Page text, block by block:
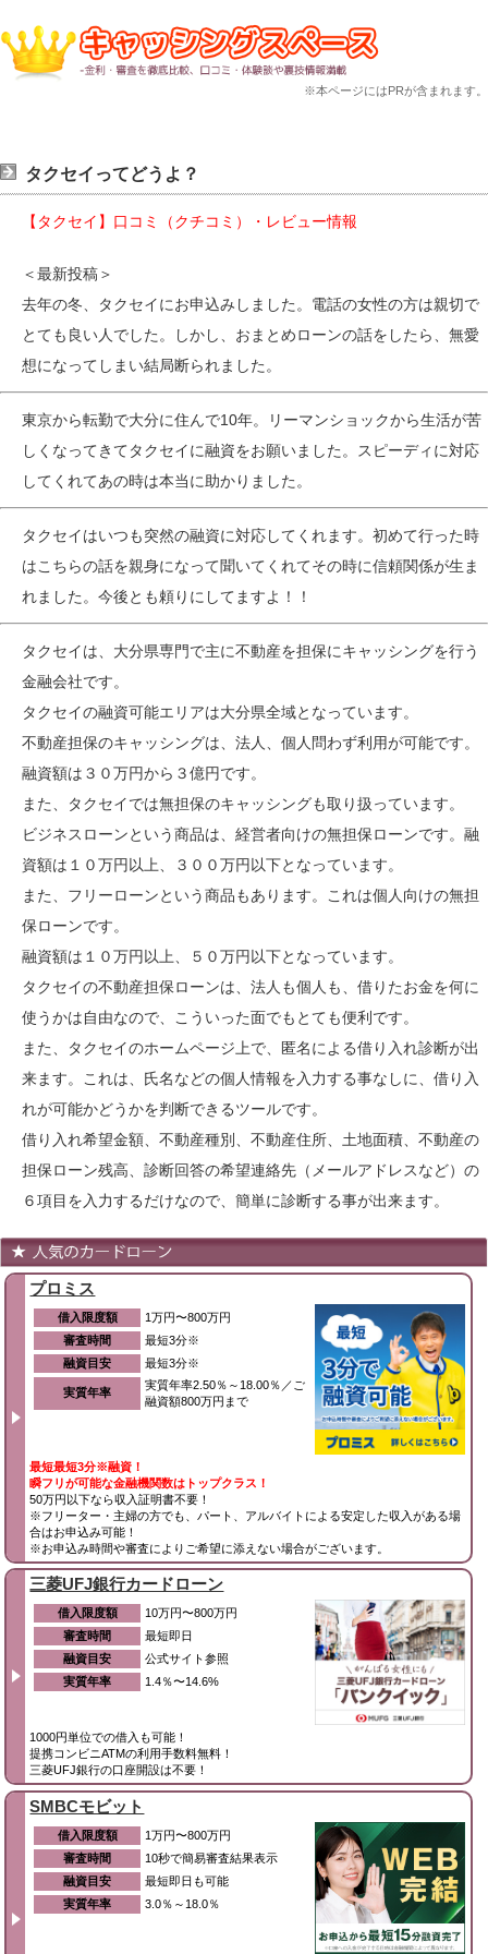
※本ページにはPRが含まれます。
タクセイってどうよ？
【タクセイ】口コミ（クチコミ）・レビュー情報
＜最新投稿＞
去年の冬、タクセイにお申込みしました。電話の女性の方は親切で
とても良い人でした。しかし、おまとめローンの話をしたら、無愛
想になってしまい結局断られました。
東京から転勤で大分に住んで10年。リーマンショックから生活が苦
しくなってきてタクセイに融資をお願いました。スピーディに対応
してくれてあの時は本当に助かりました。
タクセイはいつも突然の融資に対応してくれます。初めて行った時
はこちらの話を親身になって聞いてくれてその時に信頼関係が生ま
れました。今後とも頼りにしてますよ！！
タクセイは、大分県専門で主に不動産を担保にキャッシングを行う
金融会社です。
タクセイの融資可能エリアは大分県全域となっています。
不動産担保のキャッシングは、法人、個人問わず利用が可能です。
融資額は３０万円から３億円です。
また、タクセイでは無担保のキャッシングも取り扱っています。
ビジネスローンという商品は、経営者向けの無担保ローンです。融
資額は１０万円以上、３００万円以下となっています。
また、フリーローンという商品もあります。これは個人向けの無担
保ローンです。
融資額は１０万円以上、５０万円以下となっています。
タクセイの不動産担保ローンは、法人も個人も、借りたお金を何に
使うかは自由なので、こういった面でもとても便利です。
また、タクセイのホームページ上で、匿名による借り入れ診断が出
来ます。これは、氏名などの個人情報を入力する事なしに、借り入
れが可能かどうかを判断できるツールです。
借り入れ希望金額、不動産種別、不動産住所、土地面積、不動産の
担保ローン残高、診断回答の希望連絡先（メールアドレスなど）の
６項目を入力するだけなので、簡単に診断する事が出来ます。
プロミス
借入限度額
1万円〜800万円
審査時間
最短3分※
融資目安
最短3分※
実質年率
実質年率2.50％～18.00％／ご
融資額800万円まで
最短最短3分※融資！
瞬フリが可能な金融機関数はトップクラス！
50万円以下なら収入証明書不要！
※フリーター・主婦の方でも、パート、アルバイトによる安定した収入がある場
合はお申込み可能！
※お申込み時間や審査によりご希望に添えない場合がございます。
三菱UFJ銀行カードローン
借入限度額
10万円〜800万円
審査時間
最短即日
融資目安
公式サイト参照
実質年率
1.4％〜14.6%
1000円単位での借入も可能！
提携コンビニATMの利用手数料無料！
三菱UFJ銀行の口座開設は不要！
SMBCモビット
借入限度額
1万円〜800万円
審査時間
10秒で簡易審査結果表示
融資目安
最短即日も可能
実質年率
3.0％～18.0％